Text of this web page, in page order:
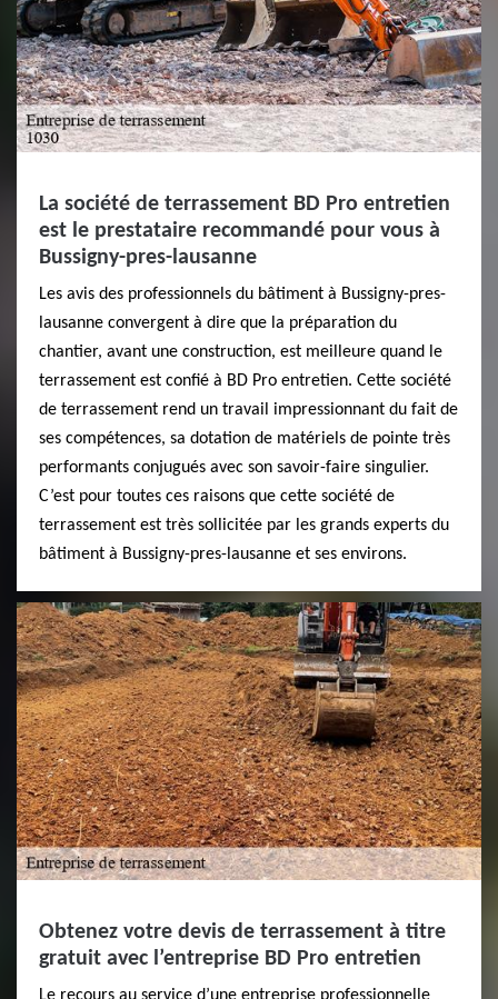
La société de terrassement BD Pro entretien
est le prestataire recommandé pour vous à
Bussigny-pres-lausanne
Les avis des professionnels du bâtiment à Bussigny-pres-
lausanne convergent à dire que la préparation du
chantier, avant une construction, est meilleure quand le
terrassement est confié à BD Pro entretien. Cette société
de terrassement rend un travail impressionnant du fait de
ses compétences, sa dotation de matériels de pointe très
performants conjugués avec son savoir-faire singulier.
C’est pour toutes ces raisons que cette société de
terrassement est très sollicitée par les grands experts du
bâtiment à Bussigny-pres-lausanne et ses environs.
Obtenez votre devis de terrassement à titre
gratuit avec l’entreprise BD Pro entretien